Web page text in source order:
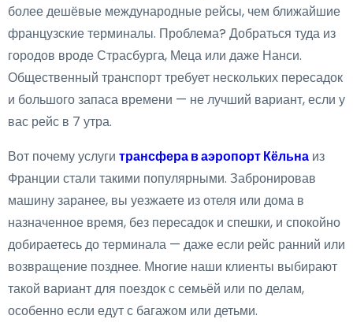
более дешёвые международные рейсы, чем ближайшие
французские терминалы. Проблема? Добраться туда из
городов вроде Страсбурга, Меца или даже Нанси.
Общественный транспорт требует нескольких пересадок
и большого запаса времени — не лучший вариант, если у
вас рейс в 7 утра.
Вот почему услуги трансфера в аэропорт Кёльна из
Франции стали такими популярными. Забронировав
машину заранее, вы уезжаете из отеля или дома в
назначенное время, без пересадок и спешки, и спокойно
добираетесь до терминала — даже если рейс ранний или
возвращение позднее. Многие наши клиенты выбирают
такой вариант для поездок с семьёй или по делам,
особенно если едут с багажом или детьми.